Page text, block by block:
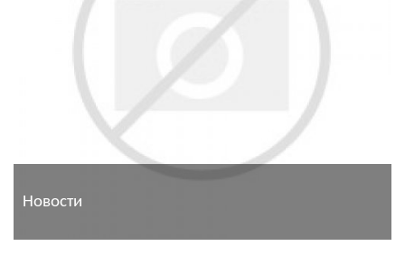
Новости